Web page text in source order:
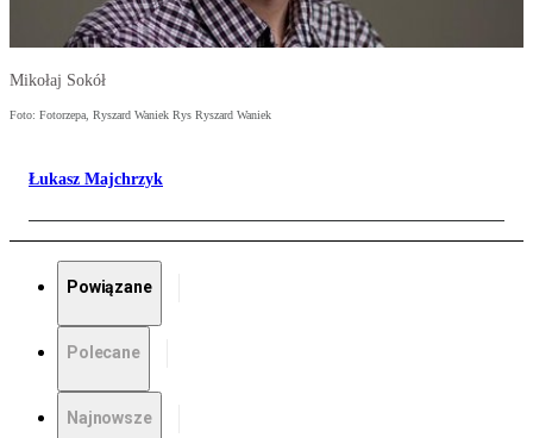
Mikołaj Sokół
Foto: Fotorzepa, Ryszard Waniek Rys Ryszard Waniek
Łukasz Majchrzyk
Powiązane
Polecane
Najnowsze